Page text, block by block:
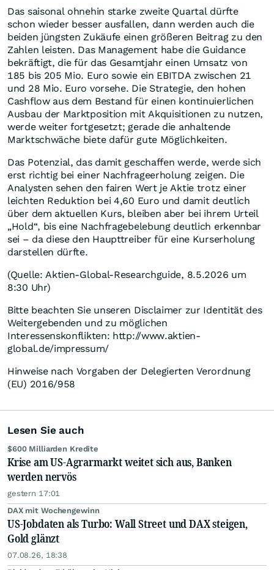
Das saisonal ohnehin starke zweite Quartal dürfte
schon wieder besser ausfallen, dann werden auch die
beiden jüngsten Zukäufe einen größeren Beitrag zu den
Zahlen leisten. Das Management habe die Guidance
bekräftigt, die für das Gesamtjahr einen Umsatz von
185 bis 205 Mio. Euro sowie ein EBITDA zwischen 21
und 28 Mio. Euro vorsehe. Die Strategie, den hohen
Cashflow aus dem Bestand für einen kontinuierlichen
Ausbau der Marktposition mit Akquisitionen zu nutzen,
werde weiter fortgesetzt; gerade die anhaltende
Marktschwäche biete dafür gute Möglichkeiten.
Das Potenzial, das damit geschaffen werde, werde sich
erst richtig bei einer Nachfrageerholung zeigen. Die
Analysten sehen den fairen Wert je Aktie trotz einer
leichten Reduktion bei 4,60 Euro und damit deutlich
über dem aktuellen Kurs, bleiben aber bei ihrem Urteil
„Hold“, bis eine Nachfragebelebung deutlich erkennbar
sei – da diese den Haupttreiber für eine Kurserholung
darstellen dürfte.
(Quelle: Aktien-Global-Researchguide, 8.5.2026 um
8:30 Uhr)
Bitte beachten Sie unseren Disclaimer zur Identität des
Weitergebenden und zu möglichen
Interessenskonflikten: http://www.aktien-
global.de/impressum/
Hinweise nach Vorgaben der Delegierten Verordnung
(EU) 2016/958
Lesen Sie auch
$600 Milliarden Kredite
Krise am US-Agrarmarkt weitet sich aus, Banken
werden nervös
gestern 17:01
DAX mit Wochengewinn
US-Jobdaten als Turbo: Wall Street und DAX steigen,
Gold glänzt
07.08.26, 18:38